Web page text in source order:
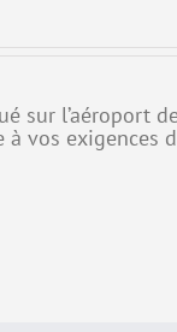
sur l’aéroport
vos exigences